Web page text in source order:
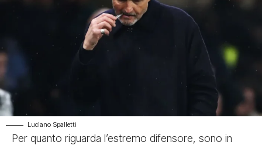
Luciano Spalletti
Per quanto riguarda l’estremo difensore, sono in